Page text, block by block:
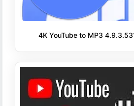
4K YouTube to MP3